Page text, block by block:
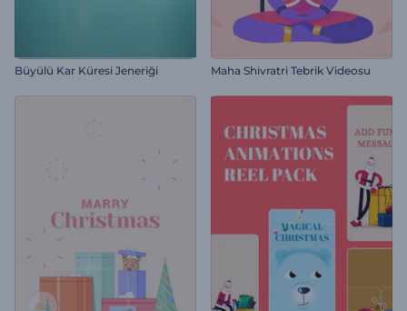
Büyülü Kar Küresi Jeneriği Maha Shivratri Tebrik Videosu